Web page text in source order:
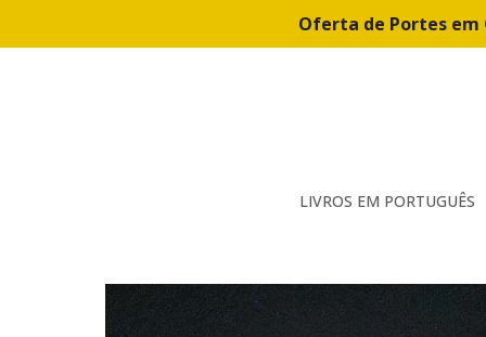
Oferta de Portes
LIVROS EM PORTUGUÊS